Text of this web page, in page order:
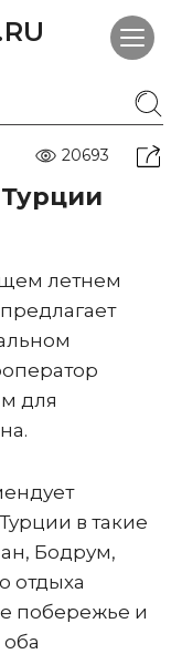
20693
летнем
для
в такие
Бодрум,
отдыха
побережье и